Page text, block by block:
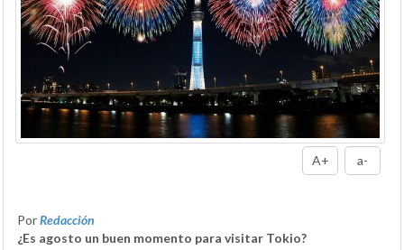
A+ a-
PorRedacción
¿Es agosto un buen momento para visitar Tokio?